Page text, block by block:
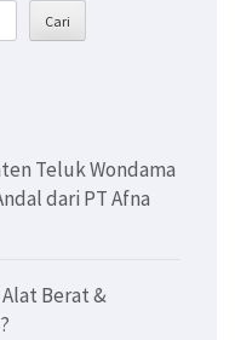
Cari
Teluk Wondama
dari PT Afna
Berat &